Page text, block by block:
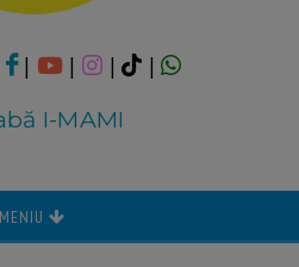
| | |
|
I-MAMI
MENIU